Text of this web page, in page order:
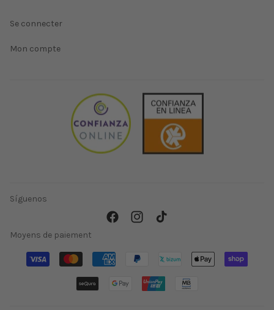
Se connecter
Mon compte
Síguenos
FacebookInstagram
TikTok
Moyens de paiement